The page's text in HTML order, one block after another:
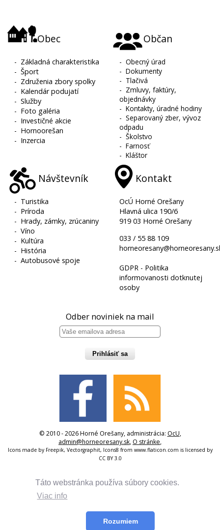
Táto webstránka používa súbory cookies.
Viac info
Rozumiem
Obec
- Základná charakteristika
-Šport
- Združenia zbory spolky
- Kalendár podujatí
-Služby
- Foto galéria
- Investičné akcie
- Hornoorešan
- Inzercia
Občan
-Obecný úrad
-Dokumenty
- Tlačivá
- Zmluvy, faktúry,
objednávky
-Kontakty, úradné hodiny
-Separovaný zber, vývoz
odpadu
-Školstvo
-Farnosť
-Kláštor
Návštevník
- Turistika
- Príroda
- Hrady, zámky, zrúcaniny
-Víno
- Kultúra
- História
-Autobusové spoje
Kontakt
OcÚ Horné Orešany
Hlavná ulica 190/6
919 03 Horné Orešany
033 / 55 88 109
GDPR - Politika
informovanosti dotknutej
osoby
Odber noviniek na mail
Prihlásiť sa
© 2010 - 2026 Horné Orešany, administrácia: OcU,
admin@horneoresany.sk, O stránke,
Icons made by Freepik, Vectorgraphit, Icons8 from www.flaticon.com is licensed by
CC BY 3.0